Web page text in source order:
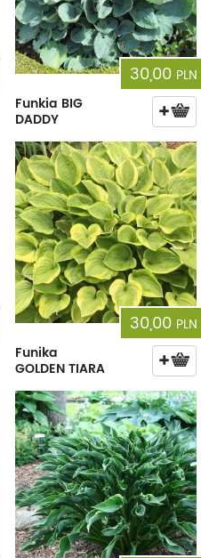
30,00 PLN
Funkia BIG
DADDY
30,00 PLN
Funika
GOLDEN TIARA